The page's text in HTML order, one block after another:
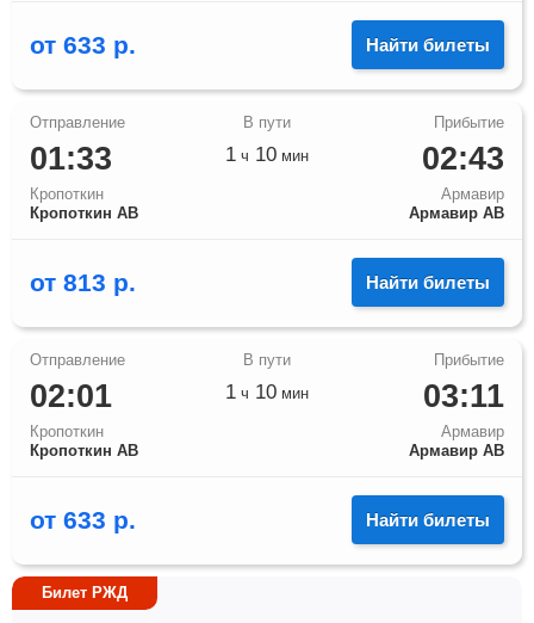
от 633 р. Найти билеты
01:33
Кропоткин
Кропоткин АВ
02:43
Армавир
Армавир АВ
1 ч 10 мин
от 813 р. Найти билеты
02:01
Кропоткин
Кропоткин АВ
03:11
Армавир
Армавир АВ
1 ч 10 мин
от 633 р. Найти билеты
Билет РЖД